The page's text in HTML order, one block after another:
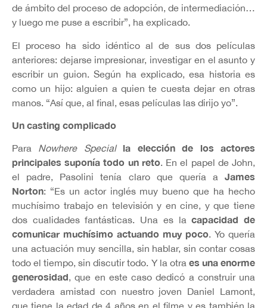
de ámbito del proceso de adopción, de intermediación…
y luego me puse a escribir”, ha explicado.
El proceso ha sido idéntico al de sus dos películas
anteriores: dejarse impresionar, investigar en el asunto y
escribir un guion. Según ha explicado, esa historia es
como un hijo: alguien a quien te cuesta dejar en otras
manos. “Así que, al final, esas películas las dirijo yo”.
Un casting complicado
Para Nowhere Special
la elección de los actores
principales suponía todo un reto. En el papel de John,
el padre, Pasolini tenía claro que quería a James
Norton: “Es un actor inglés muy bueno que ha hecho
muchísimo trabajo en televisión y en cine, y que tiene
dos cualidades fantásticas. Una es lacapacidad de
comunicar muchísimo actuando muy poco. Yo quería
una actuación muy sencilla, sin hablar, sin contar cosas
todo el tiempo, sin discutir todo. Y la otra es una enorme
generosidad, que en este caso dedicó a construir una
verdadera amistad con nuestro joven Daniel Lamont,
que tiene la edad de 4 años en el filme y es también la